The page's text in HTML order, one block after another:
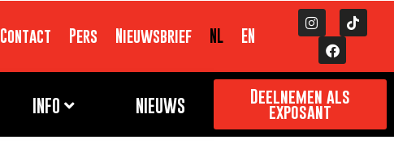
Contact Pers Nieuwsbrief NL EN
INFO NIEUWS Deelnemen als
exposant